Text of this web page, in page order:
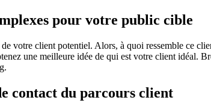
pour votre public cible
votre client potentiel. Alors, à quoi ressemble ce
une meilleure idée de qui est votre client idéal.
contact du parcours client